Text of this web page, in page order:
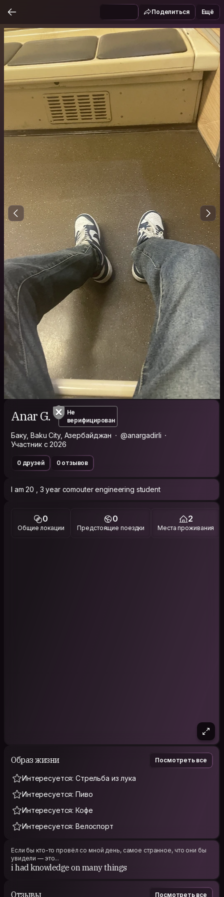
Поделиться Ещё
Anar G.
Не
верифицирован
Баку, Baku City, Азербайджан
@anargadirli
Участник с 2026
0 друзей 0 отзывов
I am 20 , 3 year comouter engineering student
0
Общие локации
0
Предстоящие поездки
2
Места проживания
Образ жизни Посмотреть все
Интересуется: Стрельба из лука
Интересуется: Пиво
Интересуется: Кофе
Интересуется: Велоспорт
Если бы кто-то провёл со мной день, самое странное, что они бы
увидели — это...
i had knowledge on many things
Отзывы Посмотреть все